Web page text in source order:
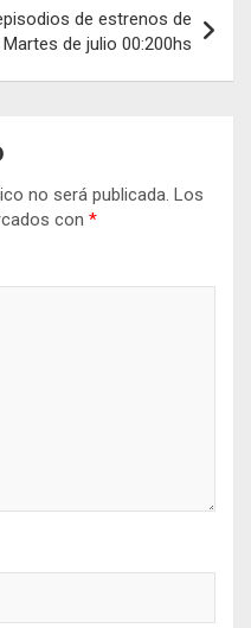
de estrenos de
de julio 00:200hs
no será publicada. Los
con *